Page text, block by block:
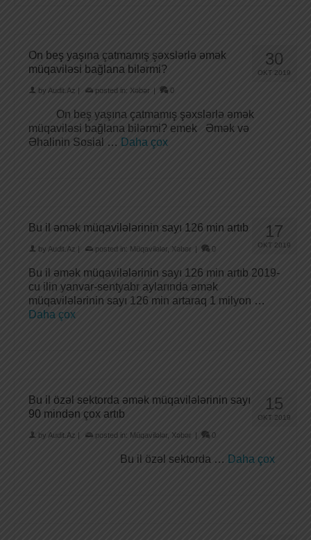
30
OKT 2019
On beş yaşına çatmamış şəxslərlə əmək
müqaviləsi bağlana bilərmi?
by Audit.Az | posted in: Xəbər | 0
On beş yaşına çatmamış şəxslərlə əmək
müqaviləsi bağlana bilərmi? emek Əmək və
Əhalinin Sosial … Daha çox
17
OKT 2019
Bu il əmək müqavilələrinin sayı 126 min artıb
by Audit.Az | posted in: Müqavilələr Xəbər | 0
Bu il əmək müqavilələrinin sayı 126 min artıb 2019-
cu ilin yanvar-sentyabr aylarında əmək
müqavilələrinin sayı 126 min artaraq 1 milyon …
Daha çox
15
OKT 2019
Bu il özəl sektorda əmək müqavilələrinin sayı
90 mindən çox artıb
by Audit.Az | posted in: Müqavilələr, Xəbər | 0
Bu il özəl sektorda … Daha çox